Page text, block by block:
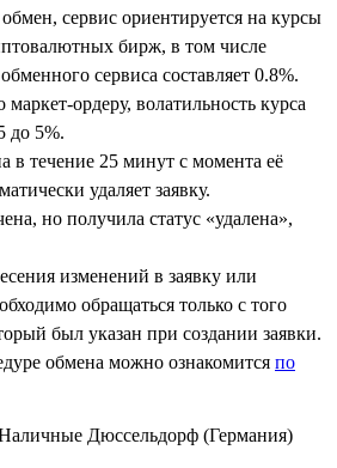
сервис ориентируется на курсы
бирж, в том числе
сервиса составляет 0.8%.
ордеру, волатильность курса
до 5%.
в течение 25 минут с момента её
удаляет заявку.
но получила статус «удалена»,
изменений в заявку или
обращаться только с того
был указан при создании заявки.
обмена можно ознакомится по
Дюссельдорф (Германия)